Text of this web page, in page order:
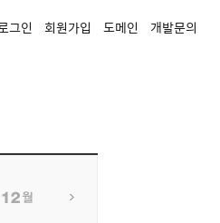
그인 회원가입 도메인 개발문의